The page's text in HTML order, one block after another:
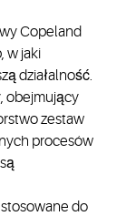
Copeland
w jaki
działalność.
obejmujący
zestaw
procesów
do